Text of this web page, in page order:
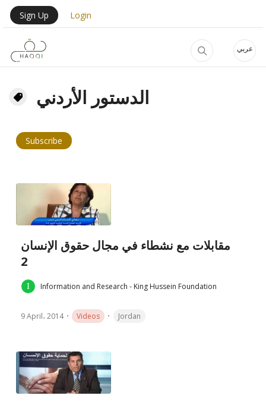
Skip to main content
عربي
User Login Menu
Sign Up Login
الدستور الأردني
Subscribe
مقابلات مع نشطاء في مجال حقوق الإنسان
2
Information and Research - King Hussein Foundation
9 April، 2014 Videos Jordan